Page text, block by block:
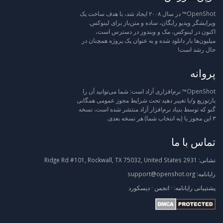
OpenShot™ در سال ۲۰۰۸ ایجاد شد، با هدف ساخت یک
ویرایشگر ویدیو رایگان، ساده و متن‌باز برای لینوکس.
اکنون در لینوکس، مک و ویندوز در دسترس است،
میلیون‌ها بار دانلود شده و به عنوان یک پروژه همچنان در
حال رشد است!
پروانه
OpenShot™ نرم‌افزاری آزاد است: شما می‌توانید آن را
بازتوزیع و/یا تغییر دهید تحت شرایط مجوز عمومی همگانی
گنو که توسط بنیاد نرم‌افزار آزاد منتشر شده است، نسخه
۳ این مجوز یا (به انتخاب شما) هر نسخه بعدی.
تماس با ما
نشانی:
رایانامه: support@openshot.org
پشتیبانی رایانامه: · انجمن · دیسکورد